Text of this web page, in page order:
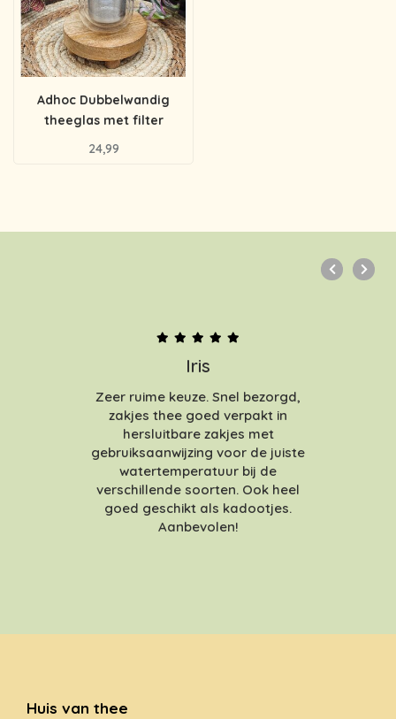
Adhoc Dubbelwandig
theeglas met filter
24,99
Iris
Zeer ruime keuze. Snel bezorgd,
zakjes thee goed verpakt in
hersluitbare zakjes met
gebruiksaanwijzing voor de juiste
watertemperatuur bij de
verschillende soorten. Ook heel
goed geschikt als kadootjes.
Aanbevolen!
Huis van thee